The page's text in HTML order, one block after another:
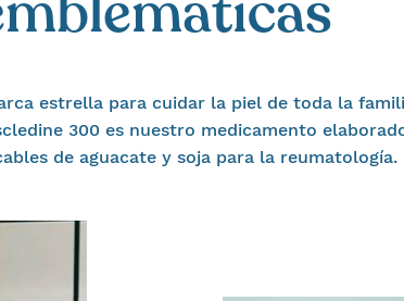
estrella para cuidar la piel de toda la
300 es nuestro medicamento
de aguacate y soja para la reumatología.